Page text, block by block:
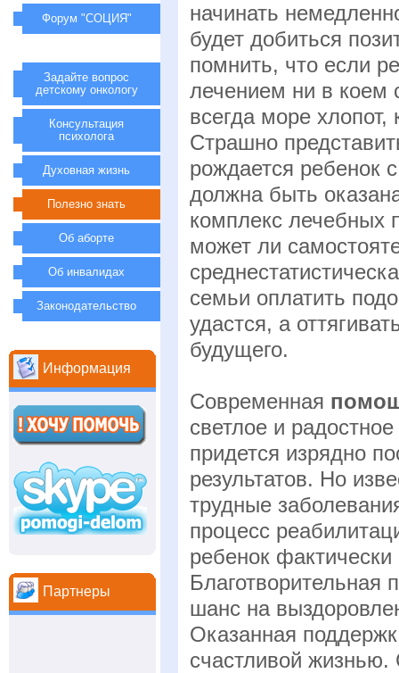
начинать
будет добиться
помнить, что если
лечением ни в коем
всегда море
Страшно
рождается
должна быть
комплекс лечебных
может ли
семьи оплатить
удастся, а
будущего.
Современная
светлое и
придется изрядно
результатов. Но
трудные
процесс
ребенок
шанс на
Оказанная
счастливой
Форум "СОЦИЯ"
Задайте вопрос
детскому онкологу
Консультация
психолога
Духовная жизнь
Полезно знать
Об аборте
Об инвалидах
Законодательство
Информация
Партнеры